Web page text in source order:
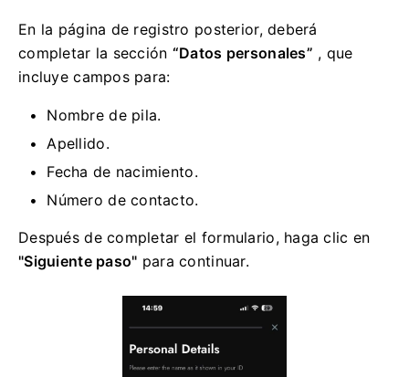
En la página de registro posterior, deberá
completar la sección “Datos personales” , que
incluye campos para:
Nombre de pila.
Apellido.
Fecha de nacimiento.
Número de contacto.
Después de completar el formulario, haga clic en
"Siguiente paso" para continuar.